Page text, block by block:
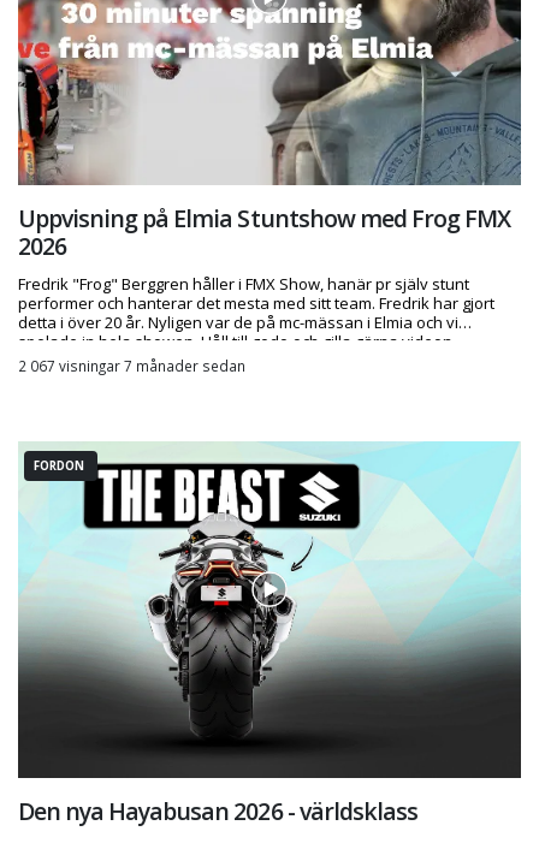
Uppvisning på Elmia Stuntshow med Frog FMX
2026
Fredrik "Frog" Berggren håller i FMX Show, hanär pr själv stunt
performer och hanterar det mesta med sitt team. Fredrik har gjort
detta i över 20 år. Nyligen var de på mc-mässan i Elmia och vi
spelade in hela showen. Håll till godo och gilla gärna videon.
2 067 visningar 7 månader sedan
FORDON
Den nya Hayabusan 2026 - världsklass